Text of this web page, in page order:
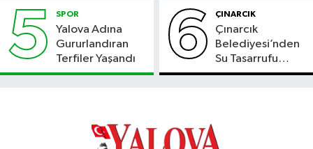
5 SPOR
Yalova Adına
Gururlandıran
Terfiler Yaşandı
6 ÇINARCIK
Çınarcık
Belediyesi’nden
Su Tasarrufu
Çağrısı